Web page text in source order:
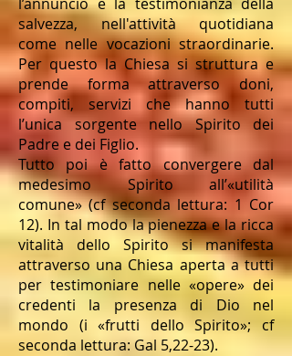
salvezza, nell'attività quotidiana
come nelle vocazioni straordinarie.
Per questo la Chiesa si struttura e
prende forma attraverso doni,
compiti, servizi che hanno tutti
l’unica sorgente nello Spirito dei
Padre e dei Figlio.
Tutto poi è fatto convergere dal
medesimo Spirito all’«utilità
comune» (cf seconda lettura: 1 Cor
12). In tal modo la pienezza e la ricca
vitalità dello Spirito si manifesta
attraverso una Chiesa aperta a tutti
per testimoniare nelle «opere» dei
credenti la presenza di Dio nel
mondo (i «frutti dello Spirito»; cf
seconda lettura: Gal 5,22-23).